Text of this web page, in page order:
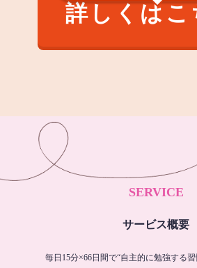
詳しくはこ
SERVICE
サービス概要
毎日15分×66日間で“自主的に勉強する習